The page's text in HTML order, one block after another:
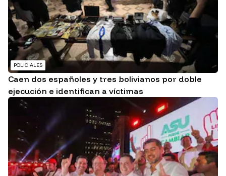
POLICIALES
Caen dos españoles y tres bolivianos por doble
ejecución e identifican a víctimas